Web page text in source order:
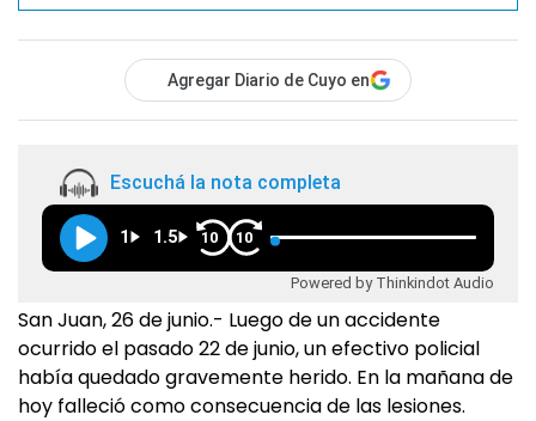
Agregar Diario de Cuyo en
Escuchá la nota completa
1 1.5 10 10
Powered by Thinkindot Audio
San Juan, 26 de junio.- Luego de un accidente
ocurrido el pasado 22 de junio, un efectivo policial
había quedado gravemente herido. En la mañana de
hoy falleció como consecuencia de las lesiones.